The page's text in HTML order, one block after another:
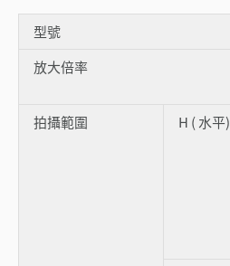
型號
放大倍率
拍攝範圍
H ( 水平)